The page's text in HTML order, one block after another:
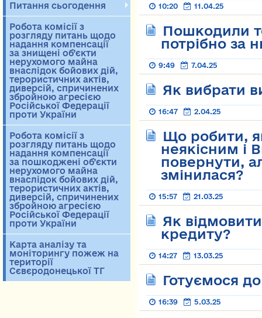
Питання сьогодення
Робота комісії з
розгляду питань щодо
надання компенсації
за знищені об’єкти
нерухомого майна
внаслідок бойових дій,
терористичних актів,
диверсій, спричинених
збройною агресією
Російської Федерації
проти України
Робота комісії з
розгляду питань щодо
надання компенсації
за пошкоджені об’єкти
нерухомого майна
внаслідок бойових дій,
терористичних актів,
диверсій, спричинених
збройною агресією
Російської Федерації
проти України
Карта аналізу та
моніторингу пожеж на
території
Сєвєродонецької ТГ
10:20 11.04.25
Пошкодили
потрібно за
9:49 7.04.25
Як вибрати
16:47 2.04.25
Що робити,
неякісним і
повернути,
змінилася?
15:57 21.03.25
Як
кредиту?
14:27 13.03.25
Готуємося до
16:39 5.03.25